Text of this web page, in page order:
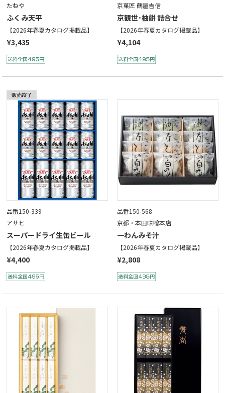
たねや
ふくみ天平
【2026年春夏カタログ掲載品】
¥3,435
京菓匠 鶴屋吉信
京観世･柚餅 詰合せ
【2026年春夏カタログ掲載品】
¥4,104
品番150-339
アサヒ
スーパードライ生缶ビール
【2026年春夏カタログ掲載品】
¥4,400
品番150-568
京都・本田味噌本店
一わんみそ汁
【2026年春夏カタログ掲載品】
¥2,808